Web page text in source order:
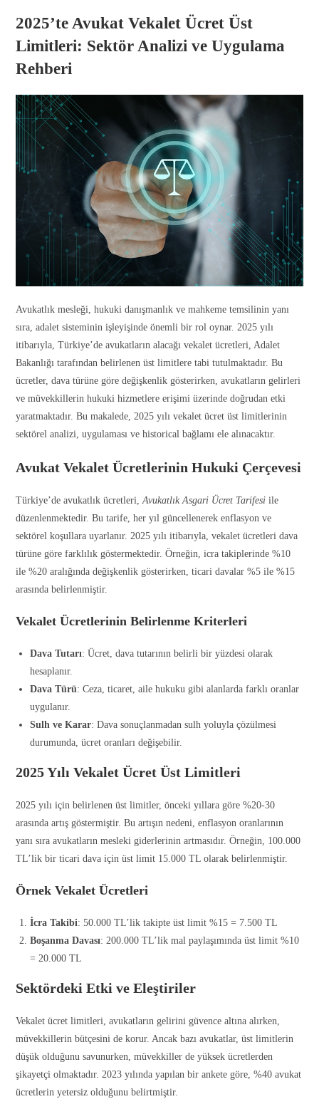
2025’te Avukat Vekalet Ücret Üst
Limitleri: Sektör Analizi ve Uygulama
Rehberi
Avukatlık mesleği, hukuki danışmanlık ve mahkeme temsilinin yanı
sıra, adalet sisteminin işleyişinde önemli bir rol oynar. 2025 yılı
itibarıyla, Türkiye’de avukatların alacağı vekalet ücretleri, Adalet
Bakanlığı tarafından belirlenen üst limitlere tabi tutulmaktadır. Bu
ücretler, dava türüne göre değişkenlik gösterirken, avukatların gelirleri
ve müvekkillerin hukuki hizmetlere erişimi üzerinde doğrudan etki
yaratmaktadır. Bu makalede, 2025 yılı vekalet ücret üst limitlerinin
sektörel analizi, uygulaması ve historical bağlamı ele alınacaktır.
Avukat Vekalet Ücretlerinin Hukuki Çerçevesi
Türkiye’de avukatlık ücretleri,Avukatlık Asgari Ücret Tarifesi ile
düzenlenmektedir. Bu tarife, her yıl güncellenerek enflasyon ve
sektörel koşullara uyarlanır. 2025 yılı itibarıyla, vekalet ücretleri dava
türüne göre farklılık göstermektedir. Örneğin, icra takiplerinde %10
ile %20 aralığında değişkenlik gösterirken, ticari davalar %5 ile %15
arasında belirlenmiştir.
Vekalet Ücretlerinin Belirlenme Kriterleri
Dava Tutarı: Ücret, dava tutarının belirli bir yüzdesi olarak
hesaplanır.
Dava Türü: Ceza, ticaret, aile hukuku gibi alanlarda farklı oranlar
uygulanır.
Sulh ve Karar: Dava sonuçlanmadan sulh yoluyla çözülmesi
durumunda, ücret oranları değişebilir.
2025 Yılı Vekalet Ücret Üst Limitleri
2025 yılı için belirlenen üst limitler, önceki yıllara göre %20-30
arasında artış göstermiştir. Bu artışın nedeni, enflasyon oranlarının
yanı sıra avukatların mesleki giderlerinin artmasıdır. Örneğin, 100.000
TL’lik bir ticari dava için üst limit 15.000 TL olarak belirlenmiştir.
Örnek Vekalet Ücretleri
İcra Takibi: 50.000 TL’lik takipte üst limit %15 = 7.500 TL
Boşanma Davası: 200.000 TL’lik mal paylaşımında üst limit %10
= 20.000 TL
Sektördeki Etki ve Eleştiriler
Vekalet ücret limitleri, avukatların gelirini güvence altına alırken,
müvekkillerin bütçesini de korur. Ancak bazı avukatlar, üst limitlerin
düşük olduğunu savunurken, müvekkiller de yüksek ücretlerden
şikayetçi olmaktadır. 2023 yılında yapılan bir ankete göre, %40 avukat
ücretlerin yetersiz olduğunu belirtmiştir.